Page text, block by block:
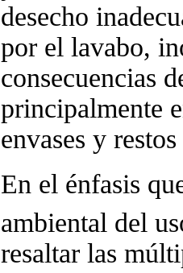
desecho
por el lavabo,
consecuencias
principalmente
envases y
En el énfasis
ambiental del
resaltar las